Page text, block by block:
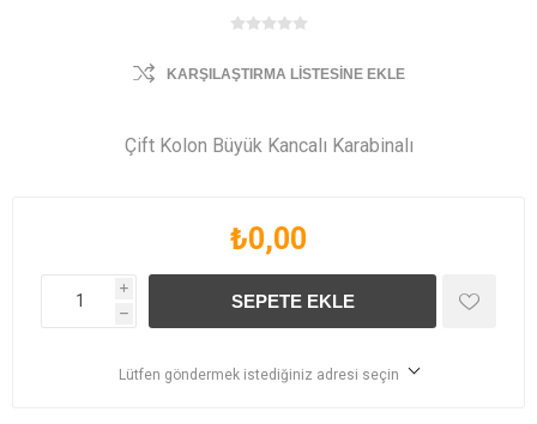
KARŞILAŞTIRMA LISTESINE EKLE
Çift Kolon Büyük Kancalı Karabinalı
₺0,00
i
h
Lütfen göndermek istediğiniz adresi seçin